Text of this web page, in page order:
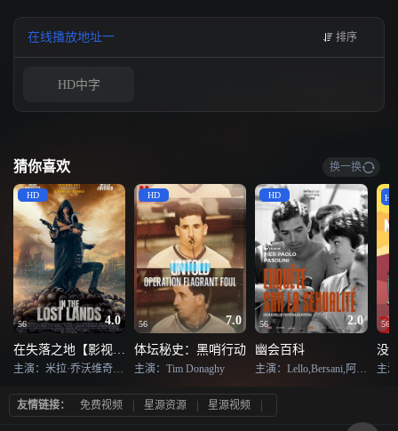
过。最后一趟列车往返于京萨之间，为在拉萨车站相处了十年的同事前来送
行，所以尤为珍贵，十年的朋友们在此一一告别，以这种方式与同行的朋友们
说再见。在将近10年的旅途中，面前是 “天路”的沿途美景，背后是铁路人的守
候与奉献。
在线播放地址一 排序
HD中字
猜你喜欢 换一换
56 4.0
HD
主演：米拉·乔沃维奇 , 戴夫·巴蒂斯塔 , 雅丽·乔维尔 , 阿玛拉·奥凯雷克 , 弗雷泽·杰姆斯 , 西蒙·卢夫 , 迪尔德丽·穆林斯 , 塞巴斯蒂安·斯坦齐维兹 , Tue Lunding , Jacek Dzisiewicz , 伊恩·汉摩尔 , 艾维琳·霍尔 , Kamila Klamut , 凯奥林·斯普林加尔 , Jan Kowalewski , Pawel Wysocki , Tomasz Cymerman , Nicolas Stone
56 7.0
HD
体坛秘史：黑哨行动
主演：Tim Donaghy
56 2.0
HD
幽会百科
主演：Lello,Bersani,阿尔贝托·莫拉维亚,Cesare,Musatti,伊奥·阿波洛尼,皮埃尔·保罗·帕索里尼
56
没
友情链接： 免费视频 星源资源 星源视频